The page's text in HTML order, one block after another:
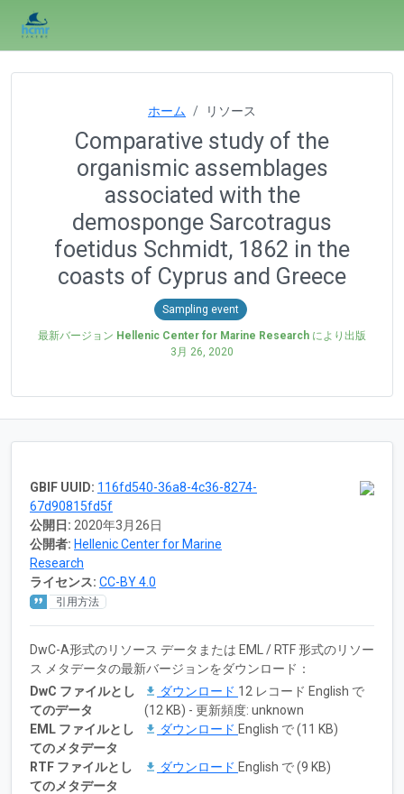
ホーム リソース
Comparative study of the
organismic assemblages
associated with the
demosponge Sarcotragus
foetidus Schmidt, 1862 in the
coasts of Cyprus and Greece
Sampling event
最新バージョン Hellenic Center for Marine Research により出版
3月 26, 2020
GBIF UUID: 116fd540-36a8-4c36-8274-
67d90815fd5f
公開日: 2020年3月26日
公開者: Hellenic Center for Marine
Research
ライセンス: CC-BY 4.0
引用方法
DwC-A形式のリソース データまたは EML / RTF 形式のリソー
ス メタデータの最新バージョンをダウンロード：
DwC ファイルとし
てのデータ
ダウンロード 12 レコード English で
(12 KB) - 更新頻度: unknown
EML ファイルとし
てのメタデータ
ダウンロード English で (11 KB)
RTF ファイルとし
てのメタデータ
ダウンロード English で (9 KB)